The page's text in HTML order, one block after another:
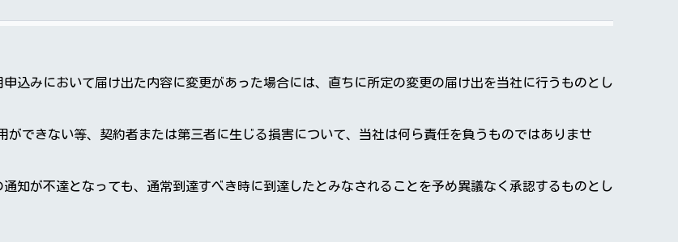
込みにおいて届け出た内容に変更があった場合には、直ちに所定の変更の届け出を当社に行うものとし
ができない等、契約者または第三者に生じる損害について、当社は何ら責任を負うものではありませ
知が不達となっても、通常到達すべき時に到達したとみなされることを予め異議なく承認するものとし